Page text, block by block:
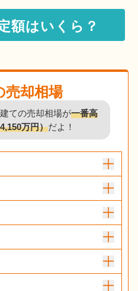
額はいくら？
売却相場
ての売却相場が一番高
万円）だよ！